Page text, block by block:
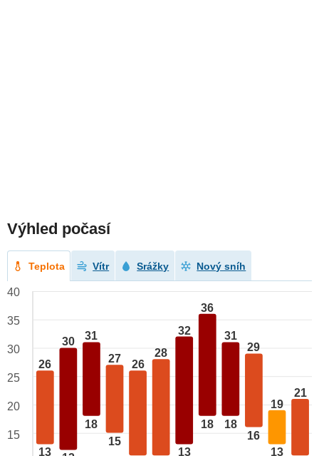
Výhled počasí
Teplota Vítr Srážky Nový sníh
26
13
30 31
18
27
15
26
28
32
13
36
18
31
18
29
16
19
13
21
40
35
30
25
20
15